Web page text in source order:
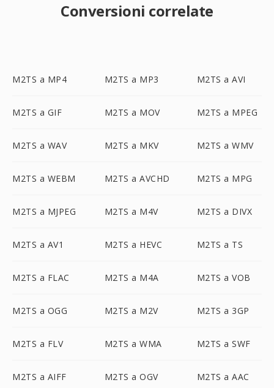
Conversioni correlate
M2TS a MP4 M2TS a MP3 M2TS a AVI
M2TS a GIF M2TS a MOV M2TS a MPEG
M2TS a WAV M2TS a MKV M2TS a WMV
M2TS a WEBM M2TS a AVCHD M2TS a MPG
M2TS a MJPEG M2TS a M4V M2TS a DIVX
M2TS a AV1 M2TS a HEVC M2TS a TS
M2TS a FLAC M2TS a M4A M2TS a VOB
M2TS a OGG M2TS a M2V M2TS a 3GP
M2TS a FLV M2TS a WMA M2TS a SWF
M2TS a AIFF M2TS a OGV M2TS a AAC